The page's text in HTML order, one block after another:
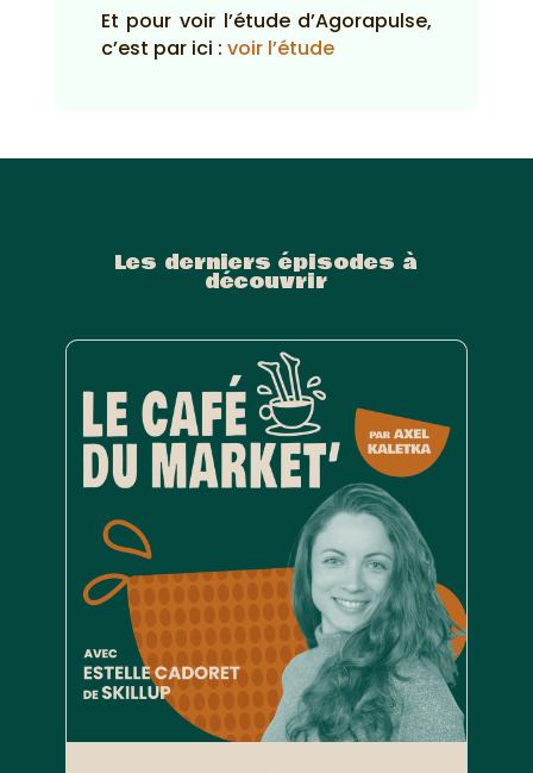
Et pour voir l’étude d’Agorapulse,
c’est par ici : voir l’étude
Les derniers épisodes à
découvrir